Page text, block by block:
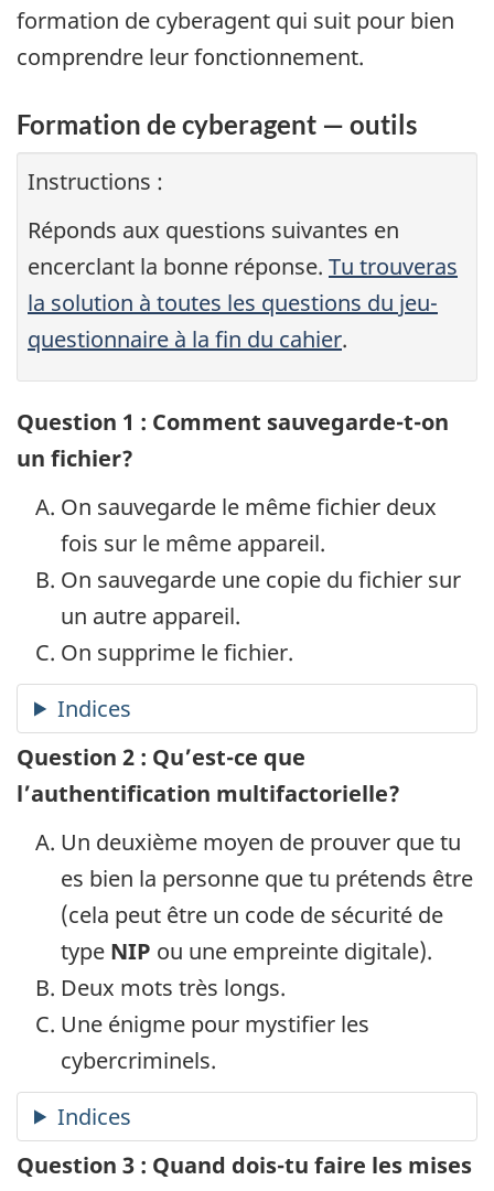
formation de cyberagent qui suit pour bien
comprendre leur fonctionnement.
Formation de cyberagent — outils
Instructions :
Réponds aux questions suivantes en
encerclant la bonne réponse. Tu trouveras
la solution à toutes les questions du jeu-
questionnaire à la fin du cahier.
Question 1 : Comment sauvegarde-t-on
un fichier?
On sauvegarde le même fichier deux
fois sur le même appareil.
On sauvegarde une copie du fichier sur
un autre appareil.
On supprime le fichier.
Question 2 : Qu’est-ce que
l’authentification multifactorielle?
Un deuxième moyen de prouver que tu
es bien la personne que tu prétends être
(cela peut être un code de sécurité de
type NIP ou une empreinte digitale).
Deux mots très longs.
Une énigme pour mystifier les
cybercriminels.
Question 3 : Quand dois-tu faire les mises